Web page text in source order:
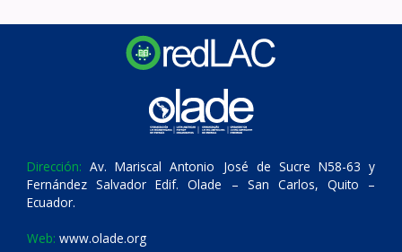
Dirección: Av. Mariscal Antonio José de Sucre N58-63 y
Fernández Salvador Edif. Olade – San Carlos, Quito –
Ecuador.
Web: www.olade.org